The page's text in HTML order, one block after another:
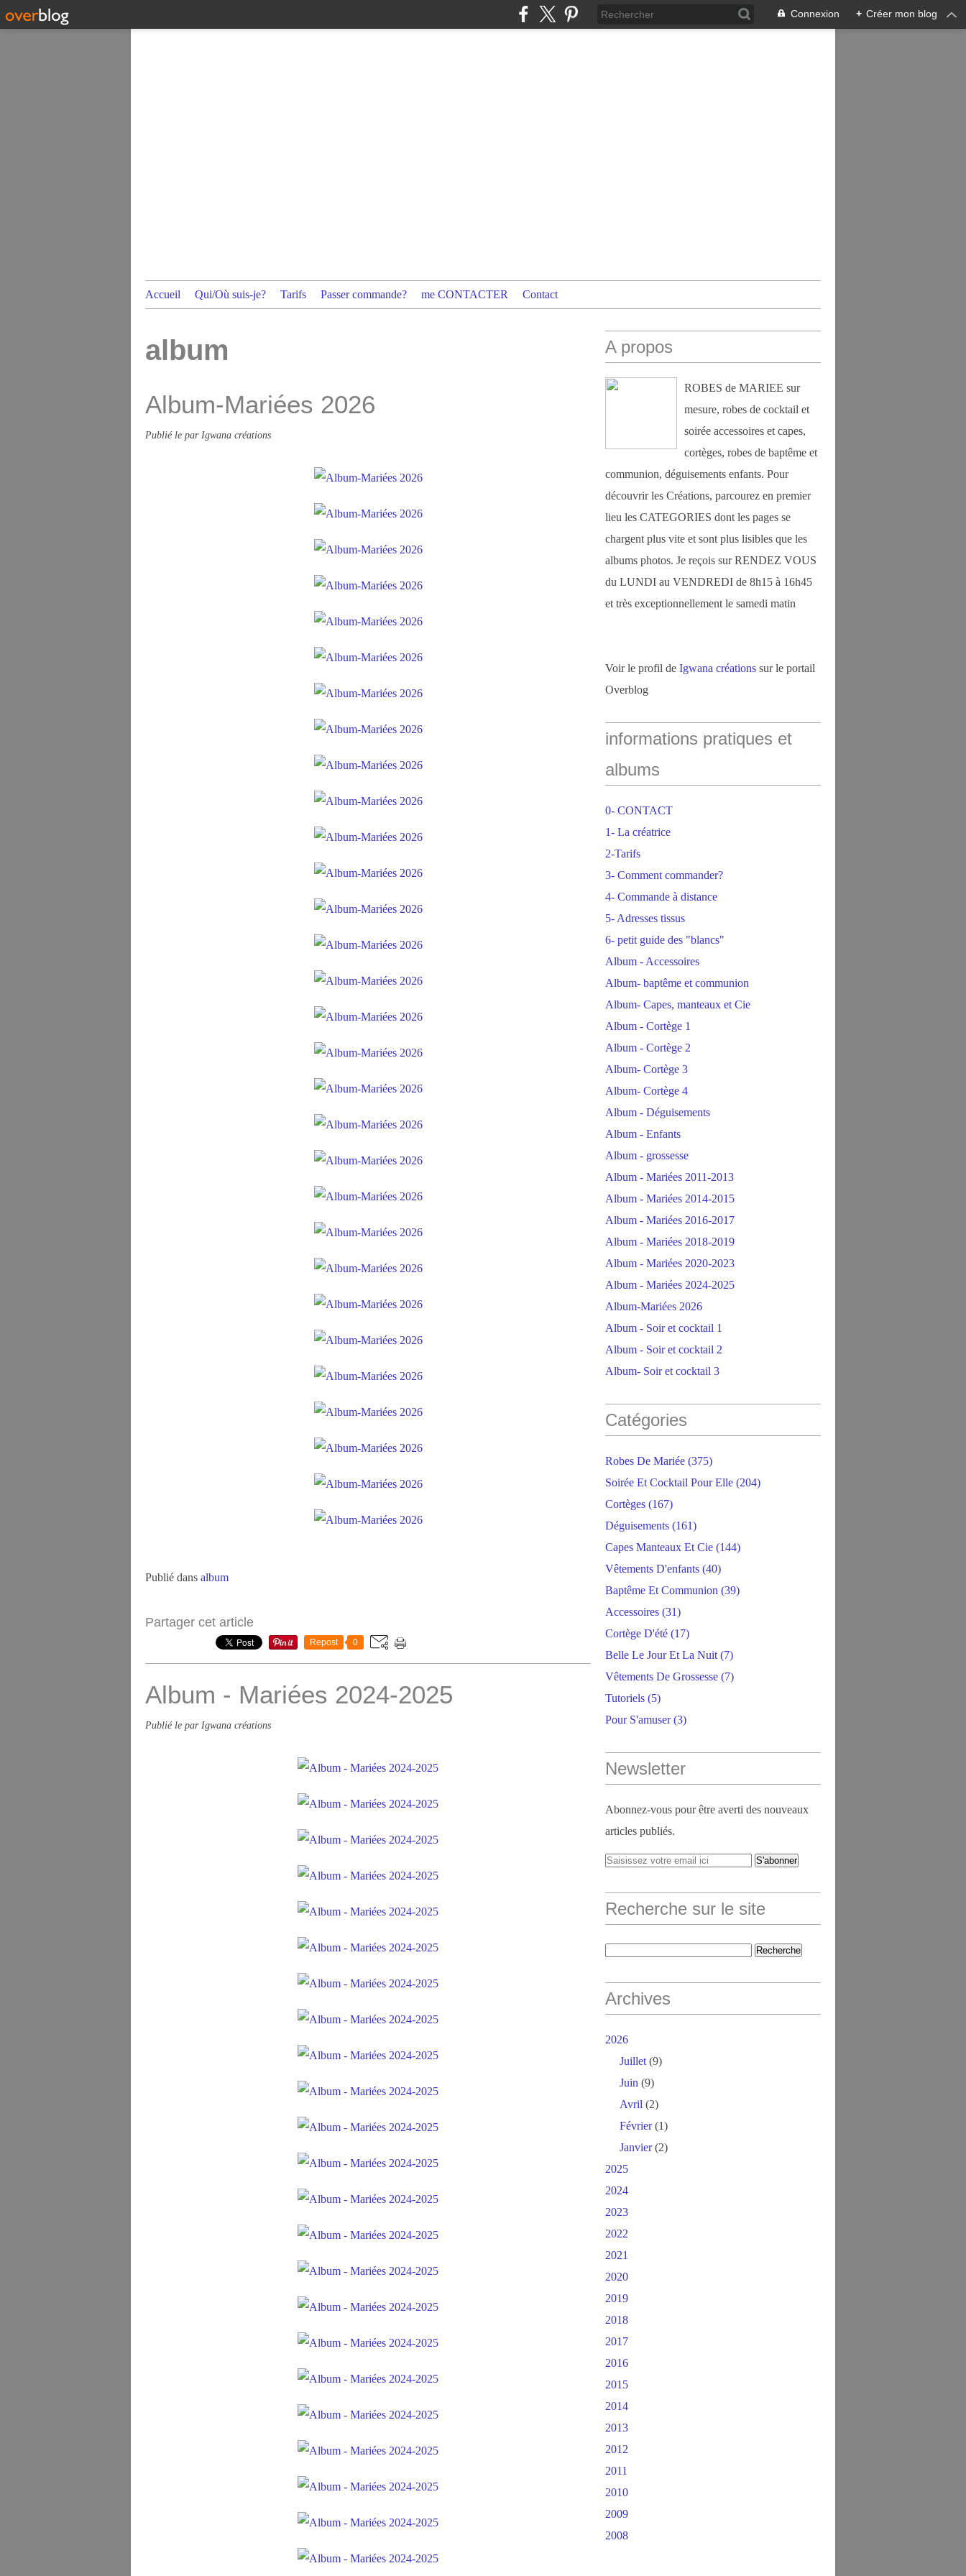
Connexion + Créer mon blog
Accueil Qui/Où suis-je? Tarifs Passer commande? me CONTACTER Contact
album
Album-Mariées 2026
Publié le par Igwana créations
Publié dans album
Partager cet article
Repost 0
Album - Mariées 2024-2025
Publié le par Igwana créations
A propos
ROBES de MARIEE sur
mesure, robes de cocktail et
soirée accessoires et capes,
cortèges, robes de baptême et
communion, déguisements enfants. Pour
découvrir les Créations, parcourez en premier
lieu les CATEGORIES dont les pages se
chargent plus vite et sont plus lisibles que les
albums photos. Je reçois sur RENDEZ VOUS
du LUNDI au VENDREDI de 8h15 à 16h45
et très exceptionnellement le samedi matin
Voir le profil de Igwana créations sur le portail
Overblog
informations pratiques et
albums
0- CONTACT
1- La créatrice
2-Tarifs
3- Comment commander?
4- Commande à distance
5- Adresses tissus
6- petit guide des "blancs"
Album - Accessoires
Album- baptême et communion
Album- Capes, manteaux et Cie
Album - Cortège 1
Album - Cortège 2
Album- Cortège 3
Album- Cortège 4
Album - Déguisements
Album - Enfants
Album - grossesse
Album - Mariées 2011-2013
Album - Mariées 2014-2015
Album - Mariées 2016-2017
Album - Mariées 2018-2019
Album - Mariées 2020-2023
Album - Mariées 2024-2025
Album-Mariées 2026
Album - Soir et cocktail 1
Album - Soir et cocktail 2
Album- Soir et cocktail 3
Catégories
Robes De Mariée (375)
Soirée Et Cocktail Pour Elle (204)
Cortèges (167)
Déguisements (161)
Capes Manteaux Et Cie (144)
Vêtements D'enfants (40)
Baptême Et Communion (39)
Accessoires (31)
Cortège D'été (17)
Belle Le Jour Et La Nuit (7)
Vêtements De Grossesse (7)
Tutoriels (5)
Pour S'amuser(3)
Newsletter
Abonnez-vous pour être averti des nouveaux
articles publiés.
Recherche sur le site
Archives
2026
Juillet (9)
Juin (9)
Avril (2)
Février(1)
Janvier(2)
2025
2024
2023
2022
2021
2020
2019
2018
2017
2016
2015
2014
2013
2012
2011
2010
2009
2008